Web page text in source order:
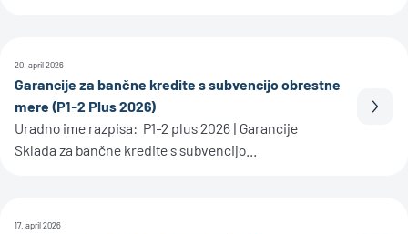
20. april 2026
Garancije za bančne kredite s subvencijo obrestne
mere (P1-2 Plus 2026)
Uradno ime razpisa: P1-2 plus 2026 | Garancije
Sklada za bančne kredite s subvencijo...
17. april 2026